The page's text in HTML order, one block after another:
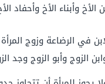
وأبناء الأخ وأحفاد
في الرضاعة وزوج
الزوج وأبو الزوج وجد